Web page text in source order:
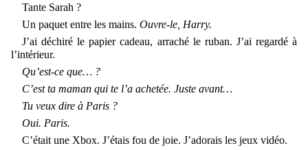
Tante Sarah ?
Un paquet entre les mains. Ouvre-le, Harry.
J’ai déchiré le papier cadeau, arraché le ruban. J’ai regardé à
l’intérieur.
Qu’est-ce que… ?
C’est ta maman qui te l’a achetée. Juste avant…
Tu veux dire à Paris ?
Oui. Paris.
C’était une Xbox. J’étais fou de joie. J’adorais les jeux vidéo.